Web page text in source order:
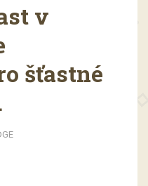
v
šťastné